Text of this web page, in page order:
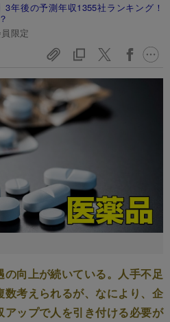
3年後の予測年収1355社ランキング！
限定
向上が続いている。人手不足
考えられるが、なにより、企
ップで人を引き付ける必要が